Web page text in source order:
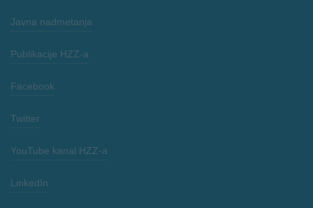
Javna nadmetanja
Publikacije HZZ-a
Facebook
Twitter
YouTube kanal HZZ-a
LinkedIn